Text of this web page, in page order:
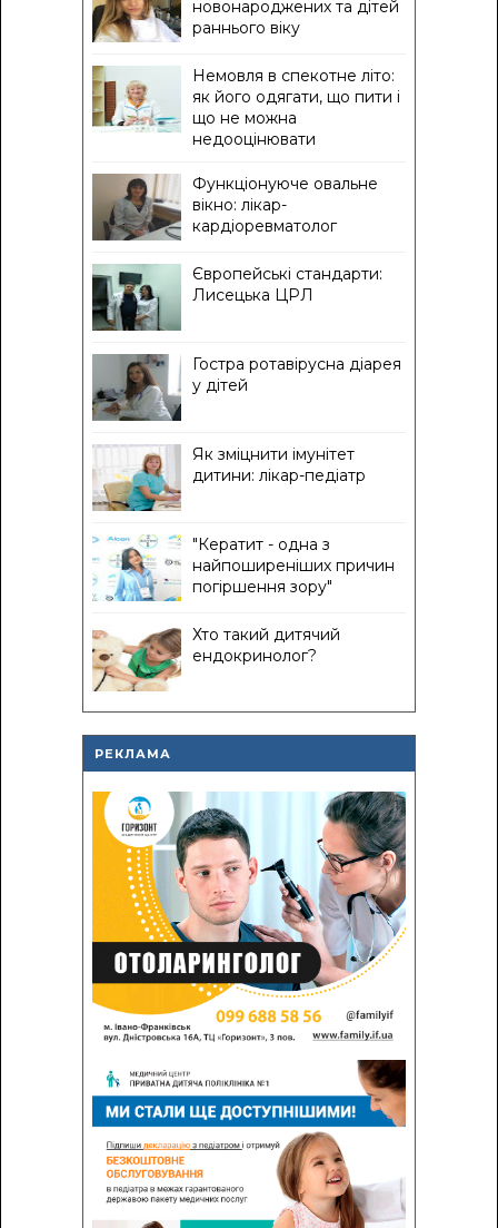
новонароджених та дітей
раннього віку
Немовля в спекотне літо:
як його одягати, що пити і
що не можна
недооцінювати
Функціонуюче овальне
вікно: лікар-
кардіоревматолог
Європейські стандарти:
Лисецька ЦРЛ
Гостра ротавірусна діарея
у дітей
Як зміцнити імунітет
дитини: лікар-педіатр
"Кератит - одна з
найпоширеніших причин
погіршення зору"
Хто такий дитячий
ендокринолог?
РЕКЛАМА